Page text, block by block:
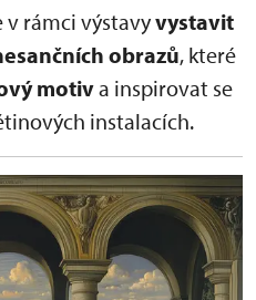
v rámci výstavyvystavit
obrazů, které
motiva inspirovat se
instalacích.